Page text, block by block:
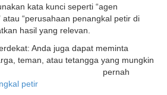
kata kunci seperti “agen
atau “perusahaan penangkal petir di
hasil yang relevan.
Anda juga dapat meminta
teman, atau tetangga yang mungkin
pernah